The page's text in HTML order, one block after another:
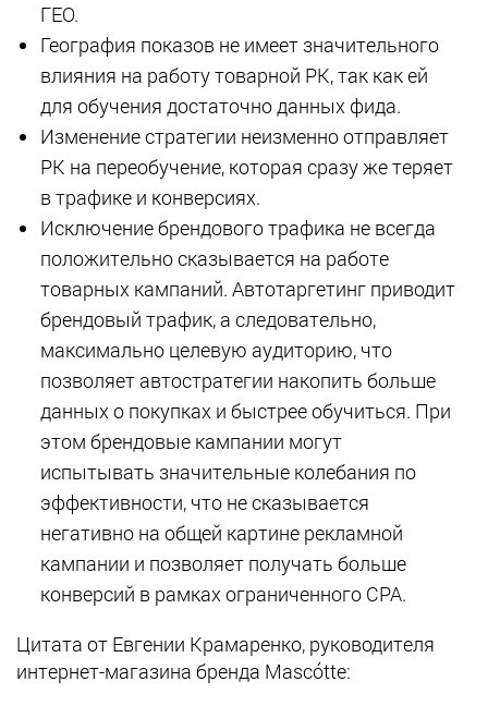
ГЕО.
География показов не имеет значительного
влияния на работу товарной РК, так как ей
для обучения достаточно данных фида.
Изменение стратегии неизменно отправляет
РК на переобучение, которая сразу же теряет
в трафике и конверсиях.
Исключение брендового трафика не всегда
положительно сказывается на работе
товарных кампаний. Автотаргетинг приводит
брендовый трафик, а следовательно,
максимально целевую аудиторию, что
позволяет автостратегии накопить больше
данных о покупках и быстрее обучиться. При
этом брендовые кампании могут
испытывать значительные колебания по
эффективности, что не сказывается
негативно на общей картине рекламной
кампании и позволяет получать больше
конверсий в рамках ограниченного СРА.
Цитата от Евгении Крамаренко, руководителя
интернет-магазина бренда Mascótte: